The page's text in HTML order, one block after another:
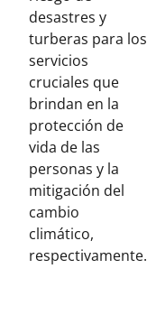
desastres y
turberas para los
servicios
cruciales que
brindan en la
protección de
vida de las
personas y la
mitigación del
cambio
climático,
respectivamente.